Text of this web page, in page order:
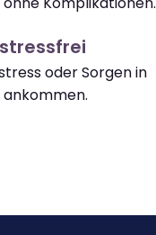
oder Sorgen in